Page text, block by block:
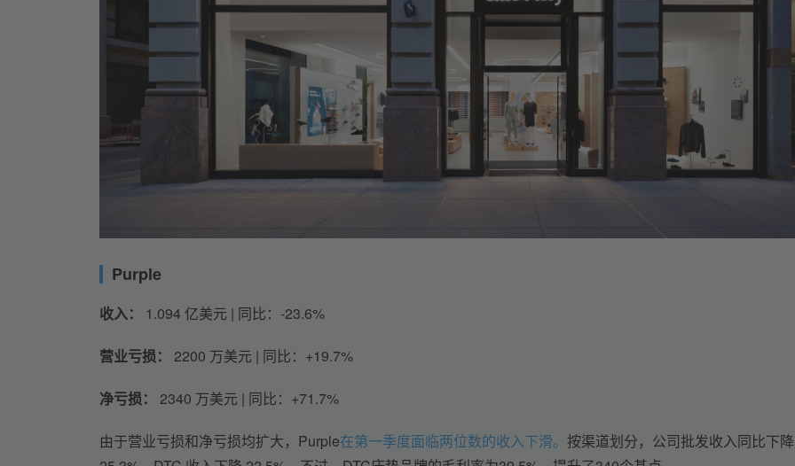
Purple
收入： 1.094 亿美元 | 同比：-23.6%
营业亏损： 2200 万美元 | 同比：+19.7%
净亏损： 2340 万美元 | 同比：+71.7%
由于营业亏损和净亏损均扩大，Purple在第一季度面临两位数的收入下滑。 按渠道划分，公司批发收入同比下降